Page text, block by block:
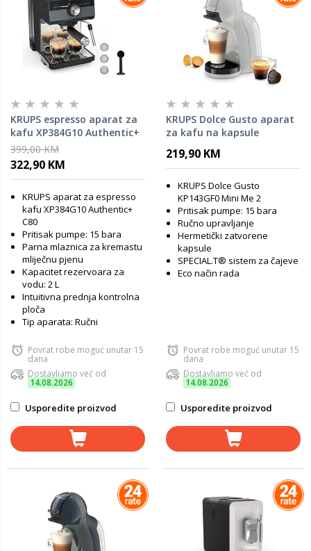
KRUPS espresso aparat za
kafu XP384G10 Authentic+
C80, ručni, tamno sivi
399,00 KM
322,90 KM
KRUPS aparat za espresso
kafu XP384G10 Authentic+
C80
Pritisak pumpe: 15 bara
Parna mlaznica za kremastu
mliječnu pjenu
Kapacitet rezervoara za
vodu: 2 L
Intuitivna prednja kontrolna
ploča
Tip aparata: Ručni
Povrat robe moguć unutar 15
dana
Dostavljamo već od
14.08.2026
Usporedite proizvod
KRUPS Dolce Gusto aparat
za kafu na kapsule
Grey
219,90 KM
KRUPS Dolce Gusto
KP143GF0 Mini Me 2
Pritisak pumpe: 15 bara
Ručno upravljanje
Hermetički zatvorene
kapsule
SPECIAL.T® sistem za čajeve
Eco način rada
Povrat robe moguć unutar 15
dana
Dostavljamo već od
14.08.2026
Usporedite proizvod